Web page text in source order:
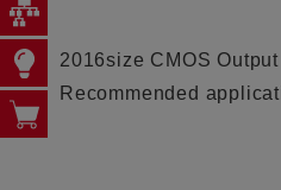
2016size CMOS
Recommended